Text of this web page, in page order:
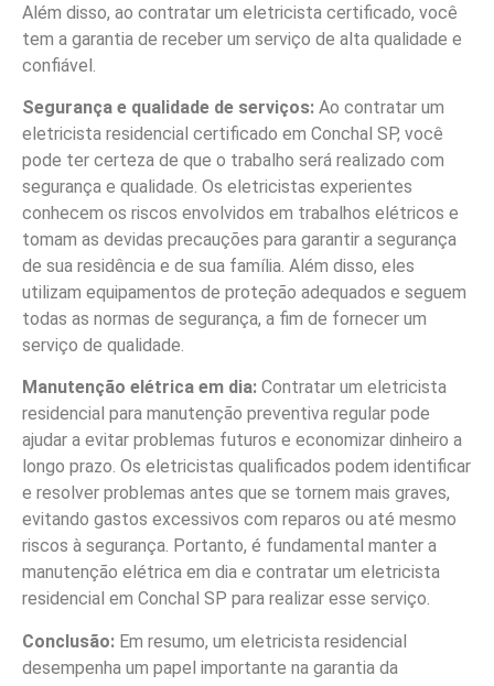
Além disso, ao contratar um eletricista certificado, você
tem a garantia de receber um serviço de alta qualidade e
confiável.
Segurança e qualidade de serviços: Ao contratar um
eletricista residencial certificado em Conchal SP, você
pode ter certeza de que o trabalho será realizado com
segurança e qualidade. Os eletricistas experientes
conhecem os riscos envolvidos em trabalhos elétricos e
tomam as devidas precauções para garantir a segurança
de sua residência e de sua família. Além disso, eles
utilizam equipamentos de proteção adequados e seguem
todas as normas de segurança, a fim de fornecer um
serviço de qualidade.
Manutenção elétrica em dia: Contratar um eletricista
residencial para manutenção preventiva regular pode
ajudar a evitar problemas futuros e economizar dinheiro a
longo prazo. Os eletricistas qualificados podem identificar
e resolver problemas antes que se tornem mais graves,
evitando gastos excessivos com reparos ou até mesmo
riscos à segurança. Portanto, é fundamental manter a
manutenção elétrica em dia e contratar um eletricista
residencial em Conchal SP para realizar esse serviço.
Conclusão: Em resumo, um eletricista residencial
desempenha um papel importante na garantia da